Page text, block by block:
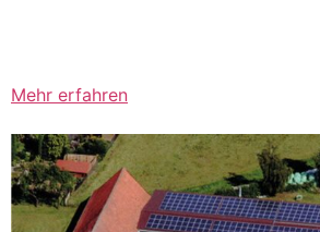
Mehr erfahren